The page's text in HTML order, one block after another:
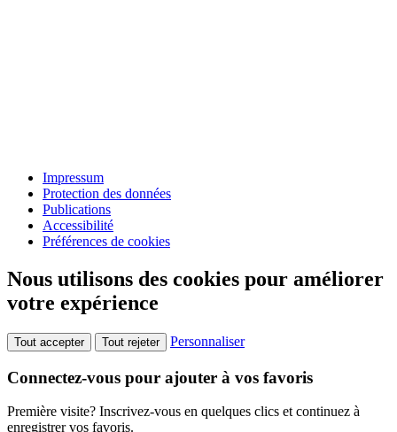
Impressum
Protection des données
Publications
Accessibilité
Préférences de cookies
Nous utilisons des cookies pour améliorer
votre expérience
Tout accepter Tout rejeter Personnaliser
Connectez-vous pour ajouter à vos favoris
Première visite? Inscrivez-vous en quelques clics et continuez à
enregistrer vos favoris.